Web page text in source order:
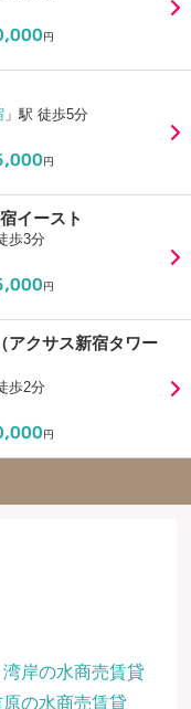
円
」駅 徒歩5分
円
イースト
歩3分
円
アクサス新宿タワー
歩2分
円
岸の水商売賃貸
原の水商売賃貸